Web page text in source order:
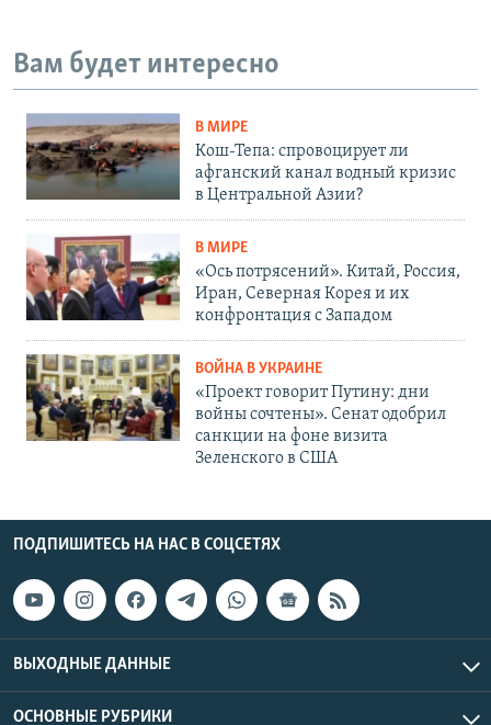
Вам будет интересно
В МИРЕ
Кош-Тепа: спровоцирует ли
афганский канал водный кризис
в Центральной Азии?
В МИРЕ
«Ось потрясений». Китай, Россия,
Иран, Северная Корея и их
конфронтация с Западом
ВОЙНА В УКРАИНЕ
«Проект говорит Путину: дни
войны сочтены». Сенат одобрил
санкции на фоне визита
Зеленского в США
ПОДПИШИТЕСЬ НА НАС В СОЦСЕТЯХ
ВЫХОДНЫЕ ДАННЫЕ
ОСНОВНЫЕ РУБРИКИ